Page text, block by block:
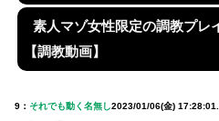
素人マゾ女性限定の調教プレ
【調教動画】
9： それでも動く名無し2023/01/06(金)